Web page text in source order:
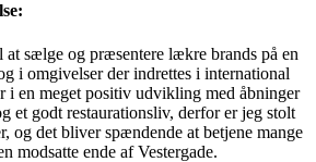
sælge og præsentere lækre brands på en
i omgivelser der indrettes i international
i en meget positiv udvikling med åbninger
et godt restaurationsliv, derfor er jeg stolt
og det bliver spændende at betjene mange
modsatte ende af Vestergade.